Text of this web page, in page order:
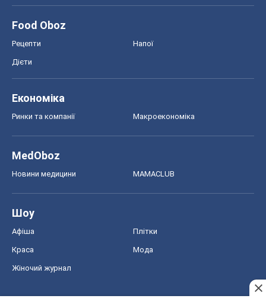
Food Oboz
Рецепти Напої
Дієти
Економіка
Ринки та компанії Макроекономіка
MedOboz
Новини медицини MAMACLUB
Шоу
Афіша Плітки
Краса Мода
Жіночий журнал